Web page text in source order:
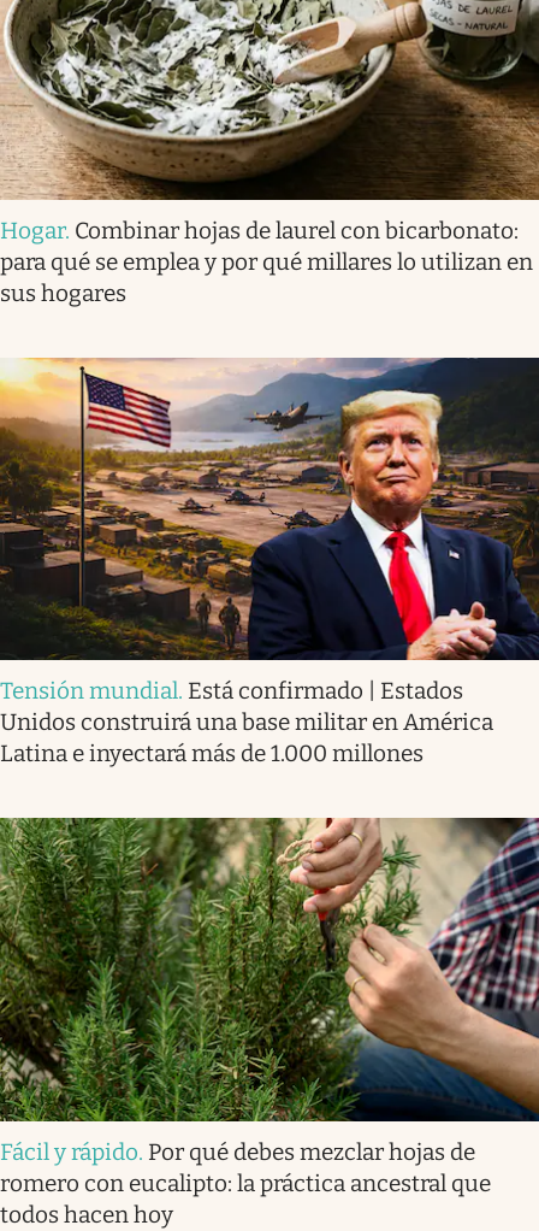
Hogar. Combinar hojas de laurel con bicarbonato:
para qué se emplea y por qué millares lo utilizan en
sus hogares
Tensión mundial. Está confirmado | Estados
Unidos construirá una base militar en América
Latina e inyectará más de 1.000 millones
Fácil y rápido. Por qué debes mezclar hojas de
romero con eucalipto: la práctica ancestral que
todos hacen hoy